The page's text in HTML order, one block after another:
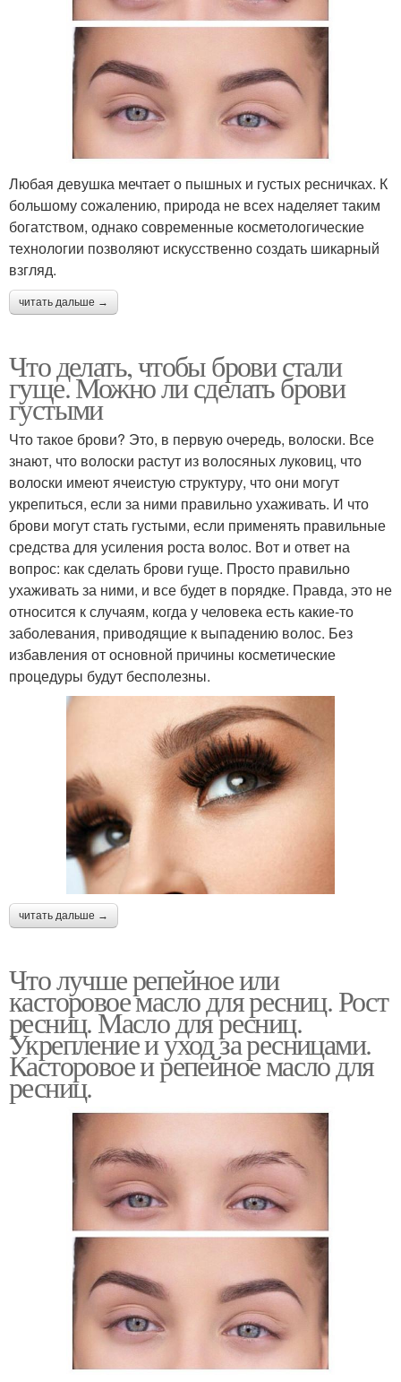
Любая девушка мечтает о пышных и густых ресничках. К
большому сожалению, природа не всех наделяет таким
богатством, однако современные косметологические
технологии позволяют искусственно создать шикарный
взгляд.
читать дальше →
Что делать, чтобы брови стали
гуще. Можно ли сделать брови
густыми
Что такое брови? Это, в первую очередь, волоски. Все
знают, что волоски растут из волосяных луковиц, что
волоски имеют ячеистую структуру, что они могут
укрепиться, если за ними правильно ухаживать. И что
брови могут стать густыми, если применять правильные
средства для усиления роста волос. Вот и ответ на
вопрос: как сделать брови гуще. Просто правильно
ухаживать за ними, и все будет в порядке. Правда, это не
относится к случаям, когда у человека есть какие-то
заболевания, приводящие к выпадению волос. Без
избавления от основной причины косметические
процедуры будут бесполезны.
читать дальше →
Что лучше репейное или
касторовое масло для ресниц. Рост
ресниц. Масло для ресниц.
Укрепление и уход за ресницами.
Касторовое и репейное масло для
ресниц.